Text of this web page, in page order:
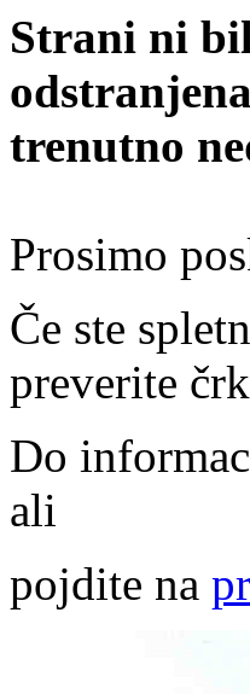
Strani ni
trenutno
Prosimo
Če ste
preverite
Do
ali
pojdite na